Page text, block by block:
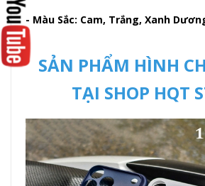
- Màu Sắc: Cam, Trắng, Xanh
SẢN PHẨM HÌNH
TẠI SHOP HQT